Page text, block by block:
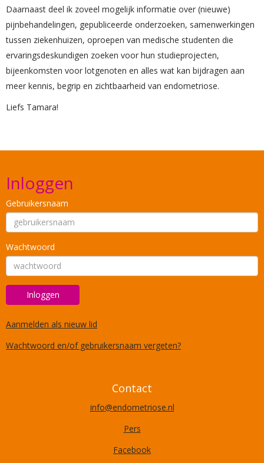
Daarnaast deel ik zoveel mogelijk informatie over (nieuwe)
pijnbehandelingen, gepubliceerde onderzoeken, samenwerkingen
tussen ziekenhuizen, oproepen van medische studenten die
ervaringsdeskundigen zoeken voor hun studieprojecten,
bijeenkomsten voor lotgenoten en alles wat kan bijdragen aan
meer kennis, begrip en zichtbaarheid van endometriose.
Liefs Tamara!
Inloggen
Gebruikersnaam
Wachtwoord
Inloggen
Aanmelden als nieuw lid
Wachtwoord en/of gebruikersnaam vergeten?
Contact
ofni@endometriose.nl
Pers
Facebook